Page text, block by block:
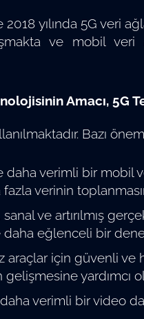
yılında 5G veri
ve mobil
Amacı, 5G
Bazı
daha verimli bir mobil
verinin
ve artırılmış
eğlenceli bir
için güvenli ve
yardımcı
verimli bir video